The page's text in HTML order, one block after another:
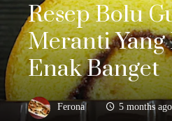
Resep Bolu
Meranti
Enak Banget
Ferona 5 months ago